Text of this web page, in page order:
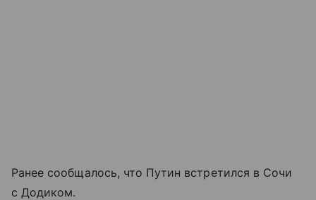
Ранее сообщалось, что Путин встретился в Сочи
с Додиком.